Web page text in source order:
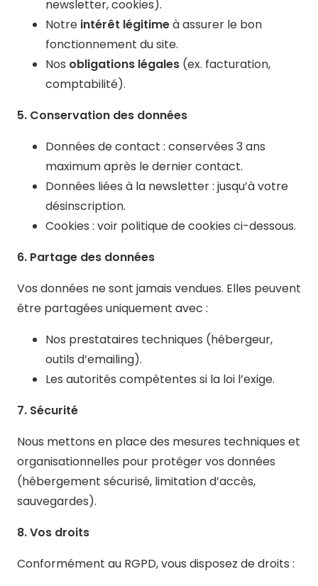
newsletter, cookies).
Notre intérêt légitimeà assurer le bon
fonctionnement du site.
Nos obligations légales (ex. facturation,
comptabilité).
5. Conservation des données
Données de contact : conservées 3 ans
maximum après le dernier contact.
Données liées à la newsletter : jusqu’à votre
désinscription.
Cookies : voir politique de cookies ci-dessous.
6. Partage des données
Vos données ne sont jamais vendues. Elles peuvent
être partagées uniquement avec :
Nos prestataires techniques (hébergeur,
outils d’emailing).
Les autorités compétentes si la loi l’exige.
7. Sécurité
Nous mettons en place des mesures techniques et
organisationnelles pour protéger vos données
(hébergement sécurisé, limitation d’accès,
sauvegardes).
8. Vos droits
Conformément au RGPD, vous disposez de droits :